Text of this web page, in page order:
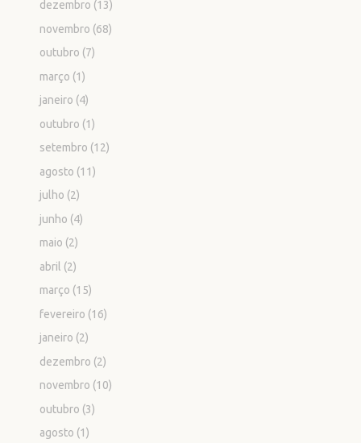
dezembro (13)
novembro (68)
outubro (7)
março (1)
janeiro (4)
outubro (1)
setembro (12)
agosto (11)
julho (2)
junho (4)
maio (2)
abril (2)
março (15)
fevereiro (16)
janeiro (2)
dezembro (2)
novembro (10)
outubro (3)
agosto (1)